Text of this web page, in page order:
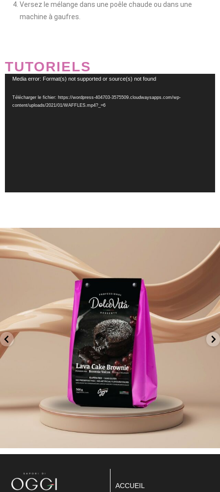
Versez le mélange dans une poêle chaude ou dans une
machine à gaufres.
TUTORIELS
Lecteur
Media error: Format(s) not supported or source(s) not found
Télécharger le fichier: https://wordpress-404703-3575509.cloudwaysapps.com/wp-
content/uploads/2021/01/WAFFLES.mp4?_=6
ACCUEIL